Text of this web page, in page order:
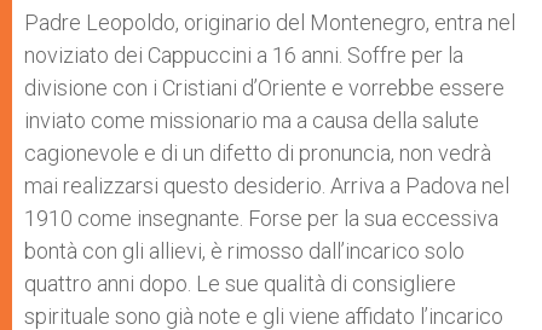
Padre Leopoldo, originario del Montenegro, entra nel
noviziato dei Cappuccini a 16 anni. Soffre per la
divisione con i Cristiani d’Oriente e vorrebbe essere
inviato come missionario ma a causa della salute
cagionevole e di un difetto di pronuncia, non vedrà
mai realizzarsi questo desiderio. Arriva a Padova nel
1910 come insegnante. Forse per la sua eccessiva
bontà con gli allievi, è rimosso dall’incarico solo
quattro anni dopo. Le sue qualità di consigliere
spirituale sono già note e gli viene affidato l’incarico